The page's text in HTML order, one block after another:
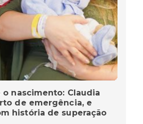
o nascimento: Claudia
de emergência, e
história de superação